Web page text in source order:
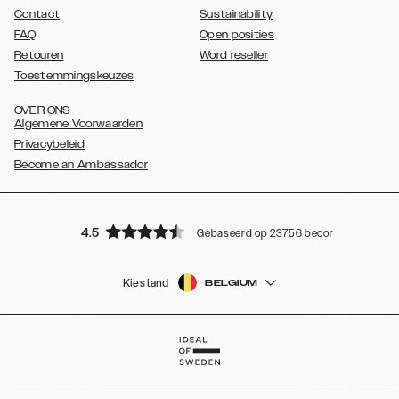
Contact
FAQ
Retouren
Toestemmingskeuzes
Sustainability
Open posities
Word reseller
OVER ONS
Algemene Voorwaarden
Privacybeleid
Become an Ambassador
4.5 Gebaseerd op 23756 beoordelingen
Kies land BELGIUM